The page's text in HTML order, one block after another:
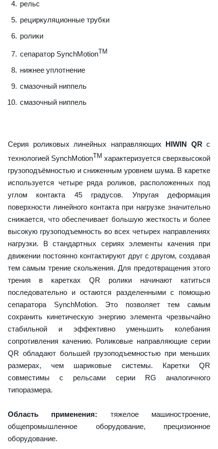
рельс
рециркуляционные трубки
ролики
сепаратор SynchMotion TM
нижнее уплотнение
смазочный ниппель
смазочный ниппель
Серия роликовых линейных направляющих HIWIN QR с
технологией SynchMotion TM характеризуется сверхвысокой
грузоподъёмностью и сниженным уровнем шума. В каретке
используется четыре ряда роликов, расположенных под
углом контакта 45 градусов. Упругая деформация
поверхности линейного контакта при нагрузке значительно
снижается, что обеспечивает большую жесткость и более
высокую грузоподъемность во всех четырех направлениях
нагрузки. В стандартных сериях элементы качения при
движении постоянно контактируют друг с другом, создавая
тем самым трение скольжения. Для предотвращения этого
трения в каретках QR ролики начинают катиться
последовательно и остаются разделенными с помощью
сепаратора SynchMotion. Это позволяет тем самым
сохранить кинетическую энергию элемента чрезвычайно
стабильной и эффективно уменьшить колебания
сопротивления качению. Роликовые направляющие серии
QR обладают большей грузоподъемностью при меньших
размерах, чем шариковые системы. Каретки QR
совместимы с рельсами серии RG аналогичного
типоразмера.
Область применения: тяжелое машиностроение,
общепромышленное оборудование, прецизионное
оборудование.